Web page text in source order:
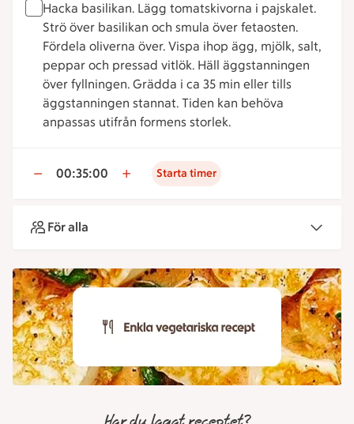
Hacka basilikan. Lägg tomatskivorna i pajskalet.
Strö över basilikan och smula över fetaosten.
Fördela oliverna över. Vispa ihop ägg, mjölk, salt,
peppar och pressad vitlök. Häll äggstanningen
över fyllningen. Grädda i ca 35 min eller tills
äggstanningen stannat. Tiden kan behöva
anpassas utifrån formens storlek.
00:35:00 Starta timer
För alla